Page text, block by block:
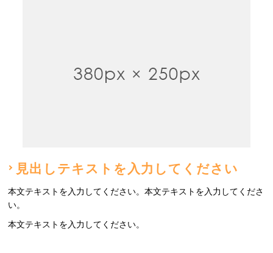
見出しテキストを入力してください
本文テキストを入力してください。本文テキストを入力してくださ
い。
本文テキストを入力してください。